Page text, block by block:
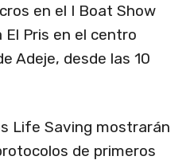
en el I Boat Show
Pris en el centro
Adeje, desde las 10
Life Saving mostrarán
de primeros